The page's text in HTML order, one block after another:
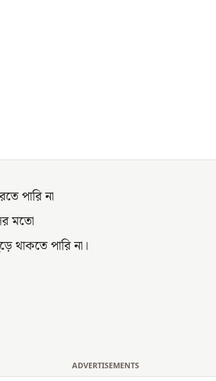
পারি না
মতো
পারি না।
ADVERTISEMENTS